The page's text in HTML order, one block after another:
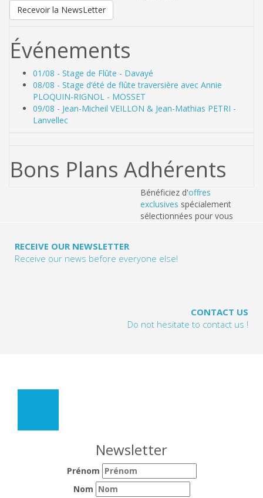
Recevoir la NewsLetter
Événements
01/08 - Stage de Flûte - Davayé
08/08 - Stage d’été de flûte traversière avec Annie
PLOQUIN-RIGNOL - MOSSET
09/08 - Jean-Micheil VEILLON & Jean-Mathias PETRI -
Lanvellec
Bons Plans Adhérents
Bénéficiez d'offres
exclusives spécialement
sélectionnées pour vous
RECEIVE OUR NEWSLETTER
Receive our news before everyone else!
CONTACT US
Do not hesitate to contact us !
Newsletter
Prénom
Nom